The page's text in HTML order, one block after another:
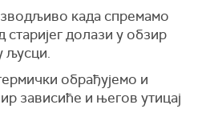
када спремамо
долази у обзир
љусци.
обрађујемо и
зависиће и његов утицај